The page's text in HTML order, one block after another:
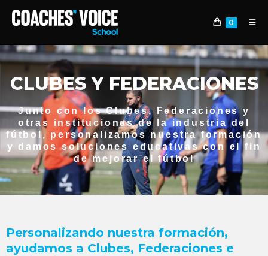
0
CLUBES Y FEDERACIONES
Junto con los Clubes, Federaciones y
otras instituciones de la industria del
fútbol, personalizamos nuestra formación
y damos soluciones educativas con el fin
de mejorar el fútbol
Personalizando nuestra formación,
ayudamos a Clubes, Federaciones e